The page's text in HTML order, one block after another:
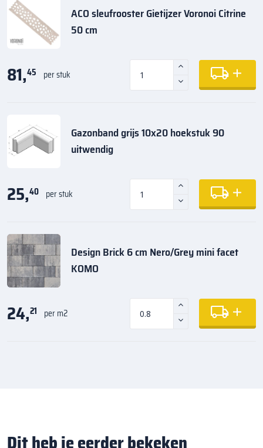
ACO sleufrooster Gietijzer Voronoi Citrine
50 cm
81,45 per stuk
Gazonband grijs 10x20 hoekstuk 90
uitwendig
25,40 per stuk
Design Brick 6 cm Nero/Grey mini facet
KOMO
24,21 per m2
Dit heb je eerder bekeken